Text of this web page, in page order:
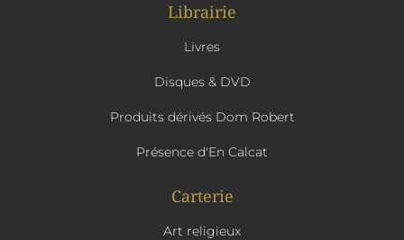
Librairie
Livres
Disques & DVD
Produits dérivés Dom Robert
Présence d'En Calcat
Carterie
Art religieux